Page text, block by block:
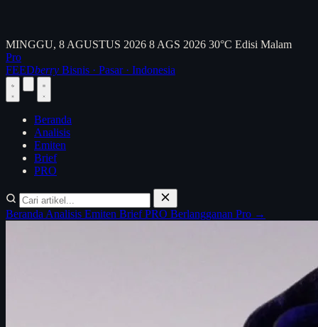
MINGGU, 8 AGUSTUS 2026 8 AGS 2026 30°C Edisi Malam
Pro
FEEDberry Bisnis · Pasar · Indonesia
Beranda
Analisis
Emiten
Brief
PRO
Beranda Analisis Emiten BriefPRO Berlangganan Pro →